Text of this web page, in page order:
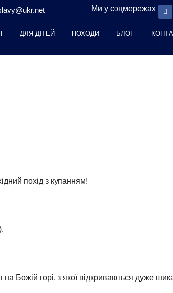
Ми у соцмережах
ДЛЯ ДІТЕЙ ПОХОДИ БЛОГ
похід з купанням!
Божій горі, з якої відкриваються дуже